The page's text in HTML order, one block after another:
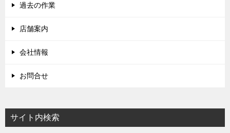
過去の作業
店舗案内
会社情報
お問合せ
サイト内検索